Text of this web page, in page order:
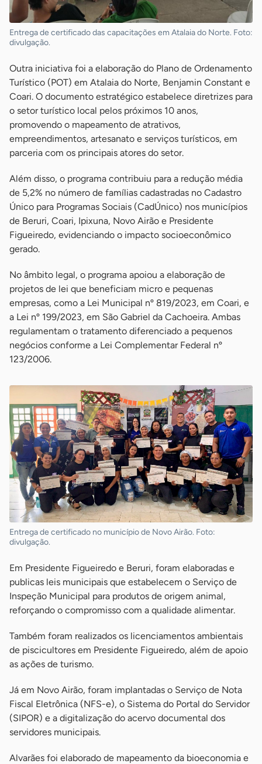
Entrega de certificado das capacitações em Atalaia do Norte. Foto:
divulgação.
Outra iniciativa foi a elaboração do Plano de Ordenamento
Turístico (POT) em Atalaia do Norte, Benjamin Constant e
Coari. O documento estratégico estabelece diretrizes para
o setor turístico local pelos próximos 10 anos,
promovendo o mapeamento de atrativos,
empreendimentos, artesanato e serviços turísticos, em
parceria com os principais atores do setor.
Além disso, o programa contribuiu para a redução média
de 5,2% no número de famílias cadastradas no Cadastro
Único para Programas Sociais (CadÚnico) nos municípios
de Beruri, Coari, Ipixuna, Novo Airão e Presidente
Figueiredo, evidenciando o impacto socioeconômico
gerado.
No âmbito legal, o programa apoiou a elaboração de
projetos de lei que beneficiam micro e pequenas
empresas, como a Lei Municipal nº 819/2023, em Coari, e
a Lei nº 199/2023, em São Gabriel da Cachoeira. Ambas
regulamentam o tratamento diferenciado a pequenos
negócios conforme a Lei Complementar Federal nº
123/2006.
Entrega de certificado no município de Novo Airão. Foto:
divulgação.
Em Presidente Figueiredo e Beruri, foram elaboradas e
publicas leis municipais que estabelecem o Serviço de
Inspeção Municipal para produtos de origem animal,
reforçando o compromisso com a qualidade alimentar.
Também foram realizados os licenciamentos ambientais
de piscicultores em Presidente Figueiredo, além de apoio
as ações de turismo.
Já em Novo Airão, foram implantadas o Serviço de Nota
Fiscal Eletrônica (NFS-e), o Sistema do Portal do Servidor
(SIPOR) e a digitalização do acervo documental dos
servidores municipais.
Alvarães foi elaborado de mapeamento da bioeconomia e